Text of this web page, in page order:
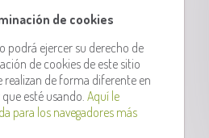
de cookies
podrá ejercer su derecho de
de cookies de este sitio
realizan de forma diferente en
esté usando.Aquí le
para los navegadores más